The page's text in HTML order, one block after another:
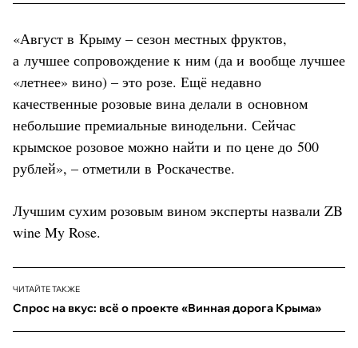
«Август в Крыму – сезон местных фруктов,
а лучшее сопровождение к ним (да и вообще лучшее
«летнее» вино) – это розе. Ещё недавно
качественные розовые вина делали в основном
небольшие премиальные винодельни. Сейчас
крымское розовое можно найти и по цене до 500
рублей», – отметили в Роскачестве.
Лучшим сухим розовым вином эксперты назвали ZB
wine My Rose.
ЧИТАЙТЕ ТАКЖЕ
Спрос на вкус: всё о проекте «Винная дорога Крыма»